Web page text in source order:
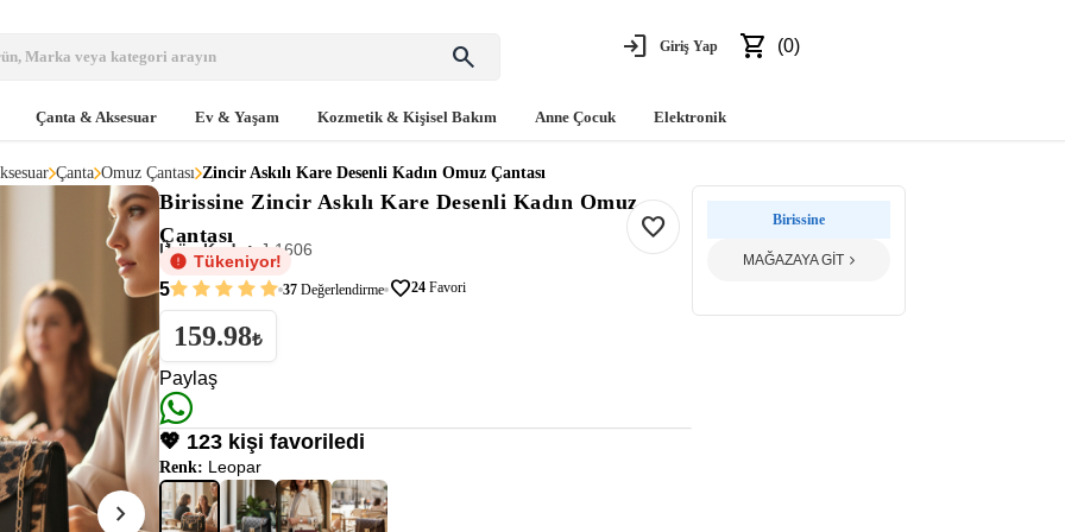
search login Giriş Yap shopping_cart (0)
Çanta & Aksesuar Ev & Yaşam Kozmetik & Kişisel Bakım Anne Çocuk Elektronik
Çanta Omuz Çantası Zincir Askılı Kare Desenli Kadın Omuz Çantası
chevron_right
Birissine Zincir Askılı Kare Desenli Kadın Omuz
Çantası
Ürün Kodu: J-1606
Tükeniyor!
5 37Değerlendirme favorite24 Favori
159.98₺
favorite
Paylaş
💖 123 kişi favoriledi
Renk: Leopar
Birissine
MAĞAZAYA GİT